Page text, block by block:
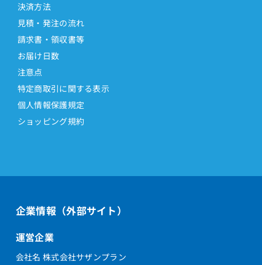
決済方法
見積・発注の流れ
請求書・領収書等
お届け日数
注意点
特定商取引に関する表示
個人情報保護規定
ショッピング規約
企業情報（外部サイト）
運営企業
会社名 株式会社サザンプラン